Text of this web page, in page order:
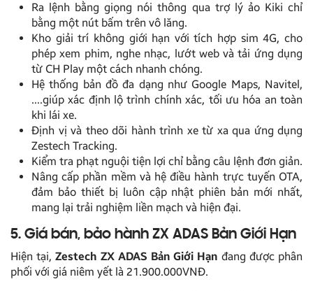
Ra lệnh bằng giọng nói thông qua trợ lý ảo Kiki chỉ
bằng một nút bấm trên vô lăng.
Kho giải trí không giới hạn với tích hợp sim 4G, cho
phép xem phim, nghe nhạc, lướt web và tải ứng dụng
từ CH Play một cách nhanh chóng.
Hệ thống bản đồ đa dạng như Google Maps, Navitel,
….giúp xác định lộ trình chính xác, tối ưu hóa an toàn
khi lái xe.
Định vị và theo dõi hành trình xe từ xa qua ứng dụng
Zestech Tracking.
Kiểm tra phạt nguội tiện lợi chỉ bằng câu lệnh đơn giản.
Nâng cấp phần mềm và hệ điều hành trực tuyến OTA,
đảm bảo thiết bị luôn cập nhật phiên bản mới nhất,
mang lại trải nghiệm liền mạch và hiện đại.
5. Giá bán, bảo hành ZX ADAS Bản Giới Hạn
Hiện tại,Zestech ZX ADAS Bản Giới Hạn đang được phân
phối với giá niêm yết là 21.900.000VNĐ.